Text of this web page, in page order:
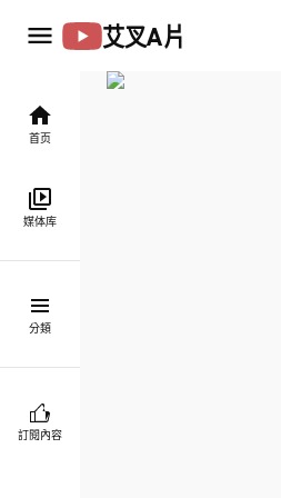
艾叉A片
首页
媒体库
分類
訂閱內容